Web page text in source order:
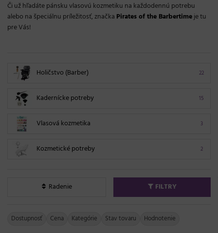
Či už hľadáte pánsku vlasovú kozmetiku na každodennú potrebu
alebo na špeciálnu príležitosť, značka Pirates of the Barbertimeje tu
pre Vás!
22
Holičstvo (Barber)
15
Kadernícke potreby
3
Vlasová kozmetika
2
Kozmetické potreby
Radenie FILTRY
Dostupnosť Cena Kategórie Stav tovaru Hodnotenie